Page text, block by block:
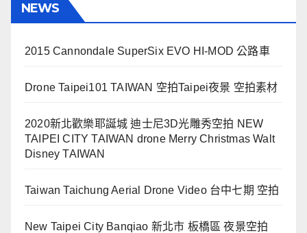
NEWS
2015 Cannondale SuperSix EVO HI-MOD 公路車
Drone Taipei101 TAIWAN 空拍Taipei夜景 空拍素材
2020新北歡樂耶誕城 迪士尼3D光雕秀空拍 NEW
TAIPEI CITY TAIWAN drone Merry Christmas Walt
Disney TAIWAN
Taiwan Taichung Aerial Drone Video 台中七期 空拍
New Taipei City Banqiao 新北市 板橋區 夜景空拍